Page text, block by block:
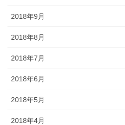
2018年9月
2018年8月
2018年7月
2018年6月
2018年5月
2018年4月